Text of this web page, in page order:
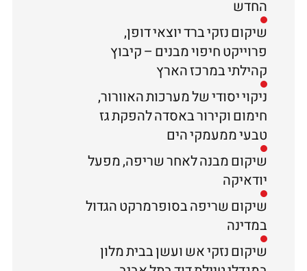
החדש
שיקום נזקי ברד יוצאי דופן,
פרוייקט חיפוי מבנים – קיבוץ
קהילתי במרכז הארץ
ניקוי יסודי של מערכות האוורור,
חימום וקירור באסדה להפקת גז
טבעי ממעמקי הים
שיקום מבנה לאחר שריפה, מפעל
יודאיקה
שיקום שריפה בסופרמרקט הגדול
במדינה
שיקום נזקי אש ועשן בבית מלון